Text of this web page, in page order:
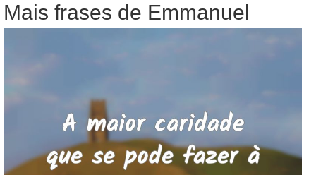
Mais frases de Emmanuel